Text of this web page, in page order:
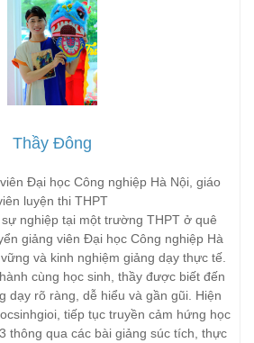
Thầy Đông
Đại học Công nghiệp Hà Nội, giáo
luyện thi THPT
nghiệp tại một trường THPT ở quê
giảng viên Đại học Công nghiệp Hà
và kinh nghiệm giảng dạy thực tế.
cùng học sinh, thầy được biết đến
dạy rõ ràng, dễ hiểu và gần gũi. Hiện
tiếp tục truyền cảm hứng học
thông qua các bài giảng súc tích, thực